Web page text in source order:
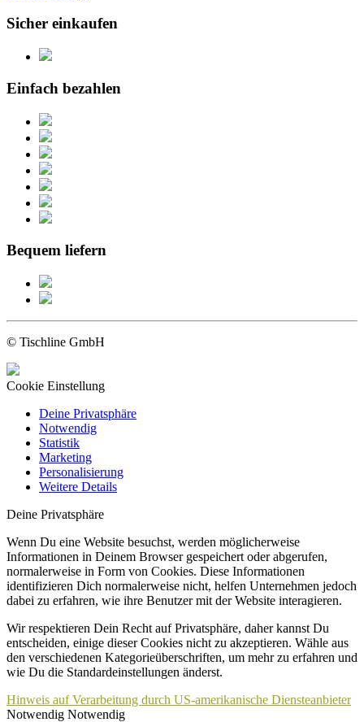
Sicher einkaufen
Einfach bezahlen
Bequem liefern
© Tischline GmbH
Cookie Einstellung
Deine Privatsphäre
Notwendig
Statistik
Marketing
Personalisierung
Weitere Details
Deine Privatsphäre
Wenn Du eine Website besuchst, werden möglicherweise
Informationen in Deinem Browser gespeichert oder abgerufen,
normalerweise in Form von Cookies. Diese Informationen
identifizieren Dich normalerweise nicht, helfen Unternehmen jedoch
dabei zu erfahren, wie ihre Benutzer mit der Website interagieren.
Wir respektieren Dein Recht auf Privatsphäre, daher kannst Du
entscheiden, einige dieser Cookies nicht zu akzeptieren. Wähle aus
den verschiedenen Kategorieüberschriften, um mehr zu erfahren und
wie Du die Standardeinstellungen änderst.
Hinweis auf Verarbeitung durch US-amerikanische Diensteanbieter
Notwendig Notwendig